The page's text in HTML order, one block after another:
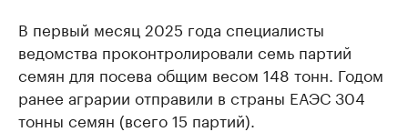
В первый месяц 2025 года специалисты
ведомства проконтролировали семь партий
семян для посева общим весом 148 тонн. Годом
ранее аграрии отправили в страны ЕАЭС 304
тонны семян (всего 15 партий).